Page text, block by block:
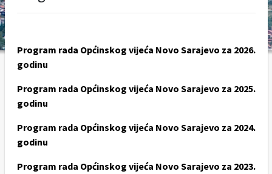
Program rada Općinskog vijeća Novo Sarajevo za 2026.
godinu
Program rada Općinskog vijeća Novo Sarajevo za 2025.
godinu
Program rada Općinskog vijeća Novo Sarajevo za 2024.
godinu
Program rada Općinskog vijeća Novo Sarajevo za 2023.